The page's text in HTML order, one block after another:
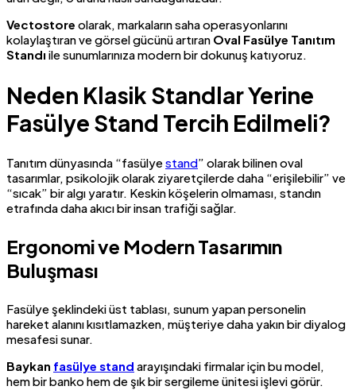
Vectostore olarak, markaların saha operasyonlarını
kolaylaştıran ve görsel gücünü artıran Oval Fasülye Tanıtım
Standı ile sunumlarınıza modern bir dokunuş katıyoruz.
Neden Klasik Standlar Yerine
Fasülye Stand Tercih Edilmeli?
Tanıtım dünyasında “fasülyestand” olarak bilinen oval
tasarımlar, psikolojik olarak ziyaretçilerde daha “erişilebilir” ve
“sıcak” bir algı yaratır. Keskin köşelerin olmaması, standın
etrafında daha akıcı bir insan trafiği sağlar.
Ergonomi ve Modern Tasarımın
Buluşması
Fasülye şeklindeki üst tablası, sunum yapan personelin
hareket alanını kısıtlamazken, müşteriye daha yakın bir diyalog
mesafesi sunar.
Baykan fasülye stand arayışındaki firmalar için bu model,
hem bir banko hem de şık bir sergileme ünitesi işlevi görür.